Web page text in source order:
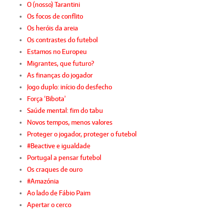
O (nosso) Tarantini
Os focos de conflito
Os heróis da areia
Os contrastes do futebol
Estamos no Europeu
Migrantes, que futuro?
As finanças do jogador
Jogo duplo: início do desfecho
Força ‘Bibota’
Saúde mental: fim do tabu
Novos tempos, menos valores
Proteger o jogador, proteger o futebol
#Beactive e igualdade
Portugal a pensar futebol
Os craques de ouro
#Amazónia
Ao lado de Fábio Paim
Apertar o cerco